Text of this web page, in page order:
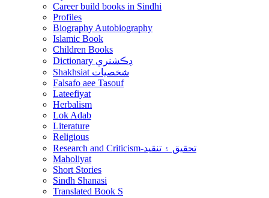
Career build books in Sindhi
Profiles
Biography Autobiography
Islamic Book
Children Books
Dictionary ڊڪشنري
Shakhsiat شخصيات
Falsafo aee Tasouf
Lateefiyat
Herbalism
Lok Adab
Literature
Religious
Research and Criticism-تحقيق ۽ تنقيد
Maholiyat
Short Stories
Sindh Shanasi
Translated Book S